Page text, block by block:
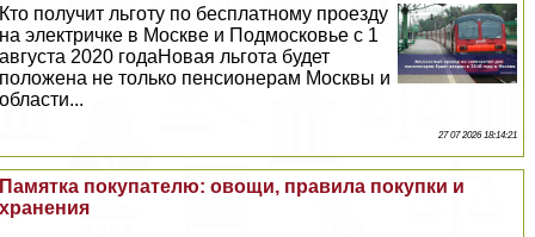
Кто получит льготу по бесплатному проезду
на электричке в Москве и Подмосковье с 1
августа 2020 годаНовая льгота будет
положена не только пенсионерам Москвы и
области...
27 07 2026 18:14:21
Памятка покупателю: овощи, правила покупки и
хранения